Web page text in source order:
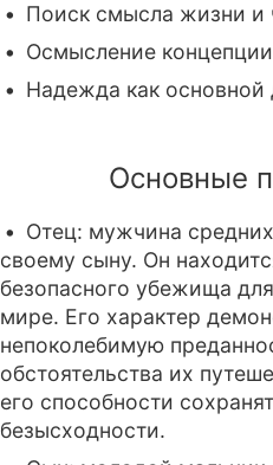
Поиск смысла жизни и
Осмысление
Надежда как
Основные
Отец: мужчина
своему сыну. Он
безопасного убежища
мире. Его характер
непоколебимую
обстоятельства их
его способности
безысходности.